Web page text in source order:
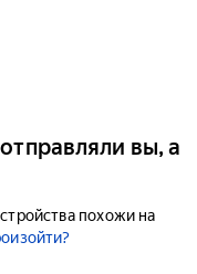
вы, а
похожи на